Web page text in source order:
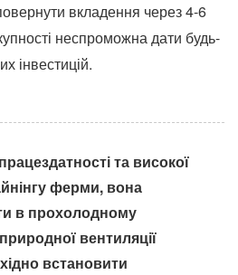
вкладення через 4-6
неспроможна дати будь-
інвестицій.
та високої
ферми, вона
в прохолодному
вентиляції
встановити